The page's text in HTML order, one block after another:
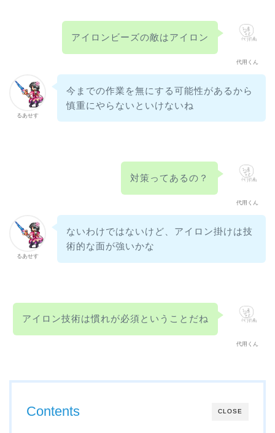
代用くん
アイロンビーズの敵はアイロン
るあせす
今までの作業を無にする可能性があるから
慎重にやらないといけないね
代用くん
対策ってあるの？
るあせす
ないわけではないけど、アイロン掛けは技
術的な面が強いかな
代用くん
アイロン技術は慣れが必須ということだね
CLOSE
Contents